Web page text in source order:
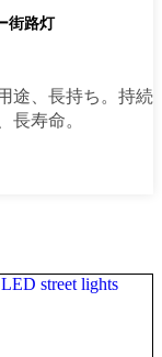
街路灯
途、長持ち。持続
寿命。